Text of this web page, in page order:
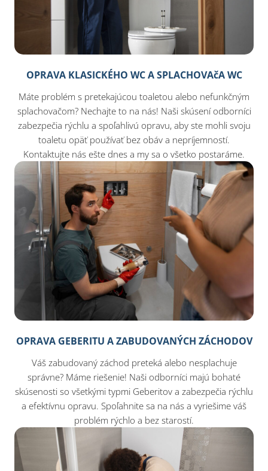
OPRAVA KLASICKÉHO WC A SPLACHOVAčA WC
Máte problém s pretekajúcou toaletou alebo nefunkčným
splachovačom? Nechajte to na nás! Naši skúsení odborníci
zabezpečia rýchlu a spoľahlivú opravu, aby ste mohli svoju
toaletu opäť používať bez obáv a nepríjemností.
Kontaktujte nás ešte dnes a my sa o všetko postaráme.
OPRAVA GEBERITU A ZABUDOVANÝCH ZÁCHODOV
Váš zabudovaný záchod preteká alebo nesplachuje
správne? Máme riešenie! Naši odborníci majú bohaté
skúsenosti so všetkými typmi Geberitov a zabezpečia rýchlu
a efektívnu opravu. Spoľahnite sa na nás a vyriešime váš
problém rýchlo a bez starostí.